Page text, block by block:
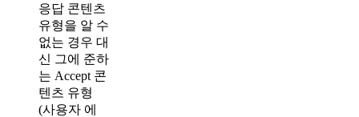
응답 콘텐츠
유형을 알 수
없는 경우 대
신 그에 준하
는 Accept 콘
텐츠 유형
(사용자 에